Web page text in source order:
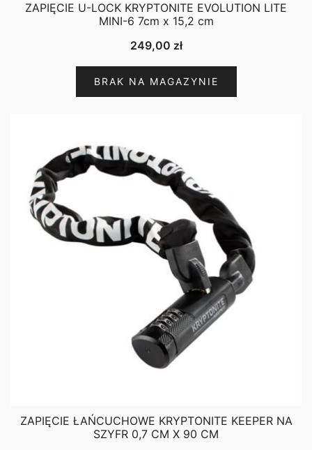
ZAPIĘCIE U-LOCK KRYPTONITE EVOLUTION LITE
MINI-6 7cm x 15,2 cm
249,00 zł
BRAK NA MAGAZYNIE
ZAPIĘCIE ŁAŃCUCHOWE KRYPTONITE KEEPER NA
SZYFR 0,7 CM X 90 CM